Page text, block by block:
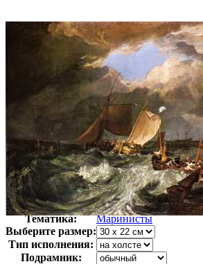
Автор:
Тёрнер, Уильям
Арт-стиль
Романтизм
Тематика:
Маринисты
Выберите размер:
Тип исполнения:
Подрамник: